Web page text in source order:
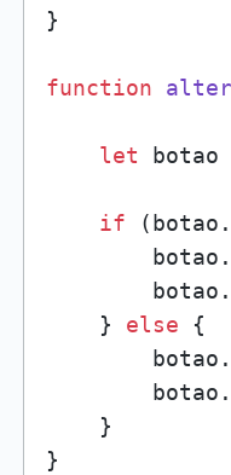
}
function
let botao
if (botao.
        botao.
        botao.
    }
else {
        botao.
        botao.
    }
}